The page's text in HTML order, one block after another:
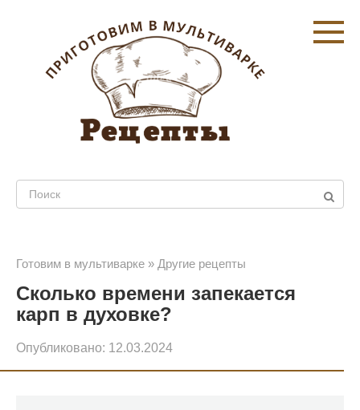
контенту
Поиск:
Готовим в мультиварке » Другие рецепты
Сколько времени запекается
карп в духовке?
Опубликовано: 12.03.2024